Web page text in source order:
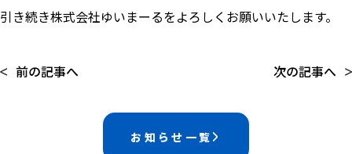
引き続き株式会社ゆいまーるをよろしくお願いいたします。
前の記事へ 次の記事へ
お知らせ一覧